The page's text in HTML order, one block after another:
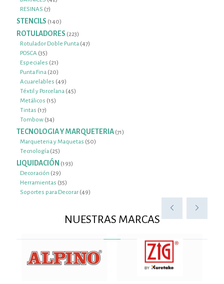
RESINAS 77
productos
STENCILS 140140
productos
ROTULADORES 223223
productos
Rotulador Doble Punta 4747
POSCA 3535
productos
Especiales 2121
productos
Punta Fina 2020
productos
Acuarelables 4949
productos
Téxtil y Porcelana 4545
Metálicos 1515
Tintas 1717
productos
Tombow 3434
productos
TECNOLOGIA Y MARQUETERIA 7171
Marqueteria y Maquetas 5050
Tecnología 2525
productos
LIQUIDACIÓN 193193
Decoración 2929
productos
Herramientas 3535
productos
Soportes para Decorar 4949
NUESTRAS MARCAS